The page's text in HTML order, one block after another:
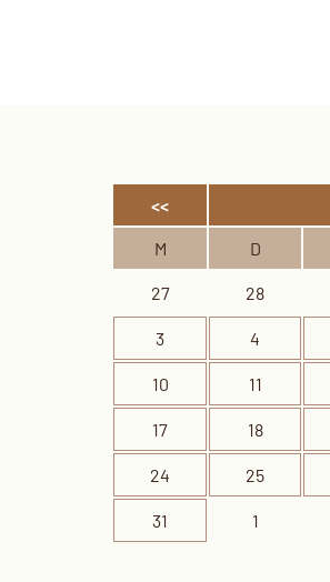
<<
M D
27 28
3 4
10 11
17 18
24 25
31 1